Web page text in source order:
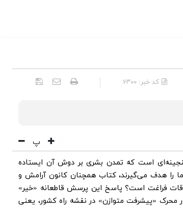
نظام
کد خبر:۶۳۰۰
پ
است که تمدن بشری بر دوش آن ایستاده
را هدف می‌گیرند، کتاب همچنان کانون آرامش و
فراغت است؟ پاسخ این پرسش قاطعانه «خیر»
محرک «پیشرفت متوازن» در نقشه راه کشور، یعنی